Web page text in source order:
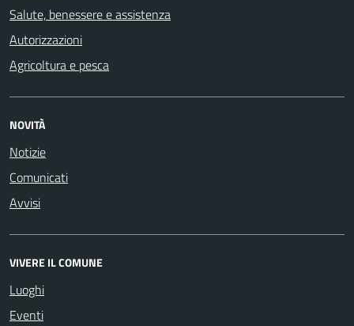
Salute, benessere e assistenza
Autorizzazioni
Agricoltura e pesca
NOVITÀ
Notizie
Comunicati
Avvisi
VIVERE IL COMUNE
Luoghi
Eventi